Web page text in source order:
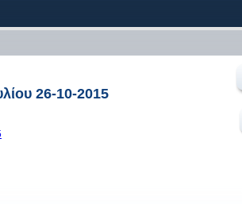
26-10-2015